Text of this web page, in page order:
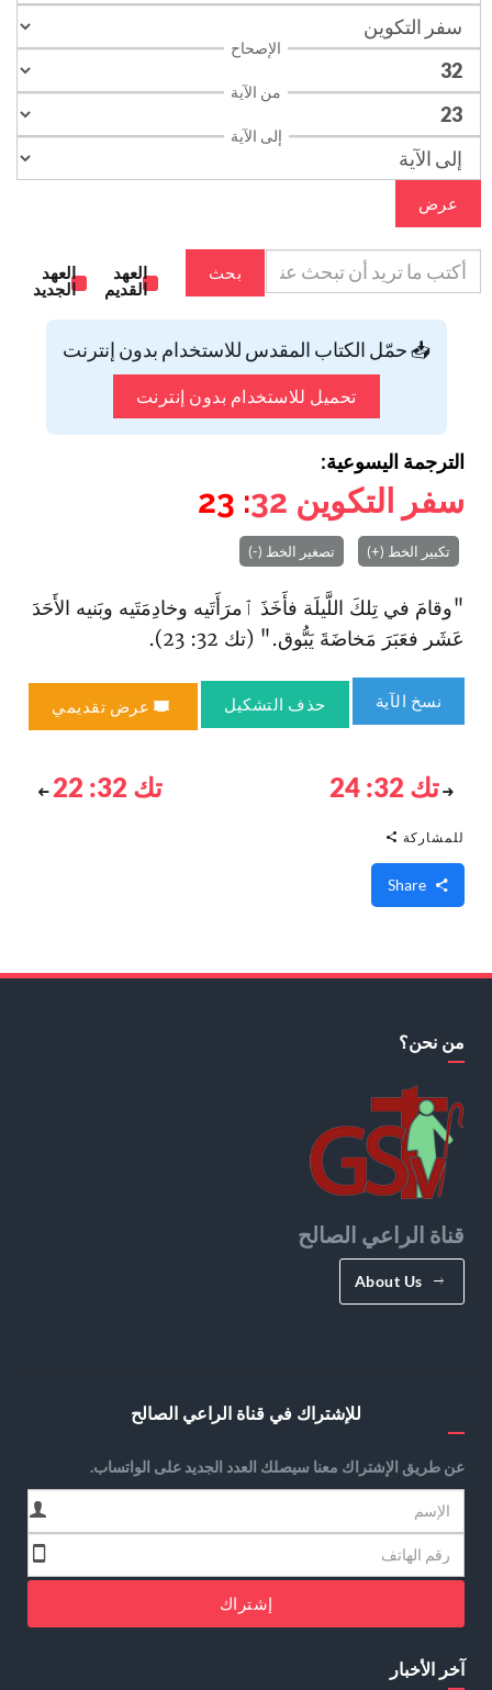
الإصحاح
من الآية
إلى الآية
عرض
بحث
العهد
القديم
العهد
الجديد
📥 حمّل الكتاب المقدس للاستخدام بدون إنترنت
تحميل للاستخدام بدون إنترنت
الترجمة اليسوعية:
سفر التكوين 32
: 23
تكبير الخط (+) تصغير الخط (-)
"وقامَ في تِلكَ اللَّيلَة فأَخَذَ ٱمرَأَتَيه وخادِمَتَيه وبَنيه الأَحَدَ
عَشَر فعَبَرَ مَخاضَةَ يَبُّوق." (تك 32: 23).
نسخ الآية حذف التشكيل عرض تقديمي
تك 32: 24 تك 32: 22
للمشاركة
من نحن؟
قناة الراعي الصالح
About Us
للإشتراك في قناة الراعي الصالح
عن طريق الإشتراك معنا سيصلك العدد الجديد على الواتساب.
إشتراك
آخر الأخبار